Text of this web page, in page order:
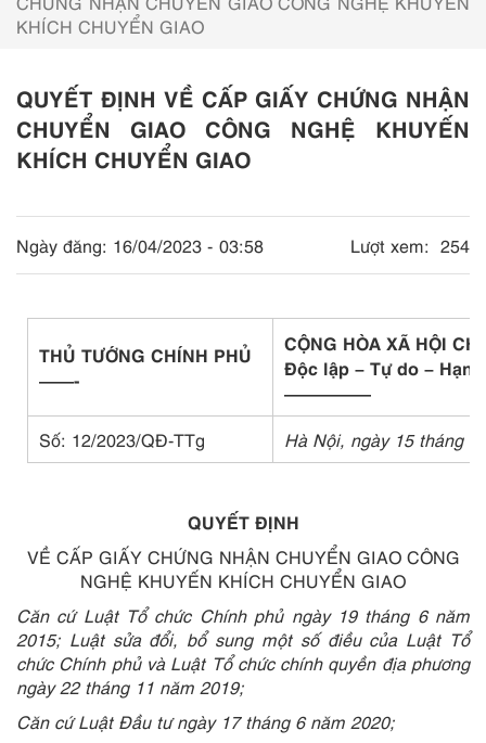
KHÍCH CHUYỂN GIAO
QUYẾT ĐỊNH VỀ CẤP GIẤY CHỨNG NHẬN
CHUYỂN GIAO CÔNG NGHỆ KHUYẾN
KHÍCH CHUYỂN GIAO
Ngày đăng: 16/04/2023 - 03:58 Lượt xem: 254
THỦ TƯỚNG CHÍNH PHỦ
——-
CỘNG HÒA XÃ HỘI
Độc lập – Tự do –
—————
Số: 12/2023/QĐ-TTg
Hà Nội, ngày 15 tháng 5
QUYẾT ĐỊNH
VỀ CẤP GIẤY CHỨNG NHẬN CHUYỂN GIAO CÔNG
NGHỆ KHUYẾN KHÍCH CHUYỂN GIAO
Căn cứ Luật Tổ chức Chính phủ ngày 19 tháng 6 năm
2015; Luật sửa đổi, bổ sung một số điều của Luật Tổ
chức Chính phủ và Luật Tổ chức chính quyền địa phương
ngày 22 tháng 11 năm 2019;
Căn cứ Luật Đầu tư ngày 17 tháng 6 năm 2020;